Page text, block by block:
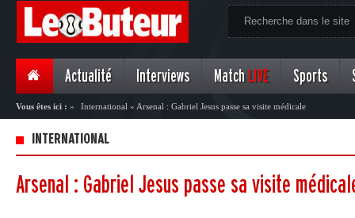
Actualité Interviews Match LIVE Sports
Vous êtes ici : » International » Arsenal : Gabriel Jesus passe sa visite médicale
INTERNATIONAL
Arsenal : Gabriel Jesus passe sa visite